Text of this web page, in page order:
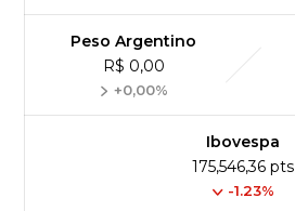
Peso Argentino
R$ 0,00
+0,00%
Ibovespa
175,546,36 pts
-1.23%